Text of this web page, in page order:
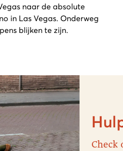
naar de absolute
in Las Vegas. Onderweg
blijken te zijn.
Check